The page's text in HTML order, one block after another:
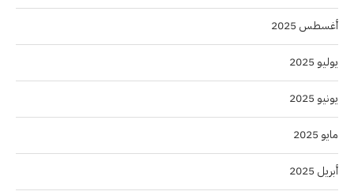
أغسطس 2025
يوليو 2025
يونيو 2025
مايو 2025
أبريل 2025